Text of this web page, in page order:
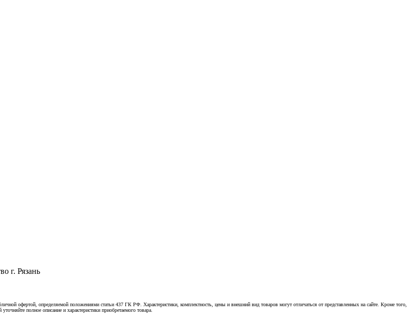
г. Рязань
офертой, определяемой положениями статьи 437 ГК РФ. Характеристики, комплектность, цены и внешний вид товаров могут отличаться от представленных на сайте. Кроме того,
полное описание и характеристики приобретаемого товара.